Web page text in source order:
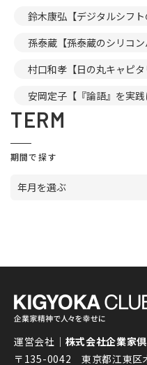
鈴木康弘【デジタルシフト
孫泰蔵【孫泰蔵のシリコン
村口和孝【日の丸キャピタ
安岡定子【『論語』を実践
TERM
期間で探す
年月を選ぶ
運営会社｜ 株式会社企業家
〒135-0042 東京都江東区